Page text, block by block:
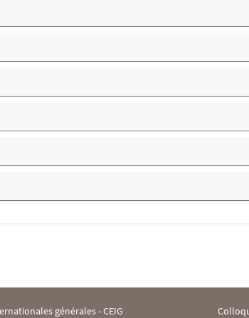
générales - CEIG Menu